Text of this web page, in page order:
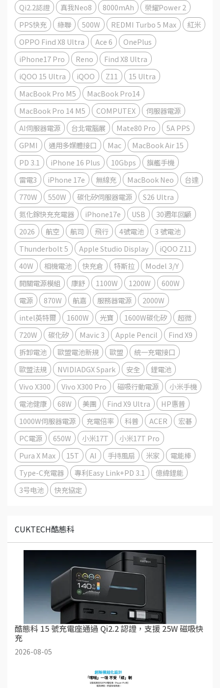
Qi2.2認證 真我Neo8 8000mAh
榮耀Power 2
PPS快充
綠聯 500W REDMI Turbo 5 Max
紅米
OPPO Find X8 Ultra
Ace 6
OnePlus
iPhone17 Pro
Reno
Find X8 Ultra
iQOO 15 Ultra
iQOO Z11
15 Ultra
MacBook Pro M5
MacBook Pro14
MacBook Pro 14 M5
COMPUTEX
伺服器電源
AI伺服器電源
台北電腦展 Mate80 Pro
5A PPS
GPMI
通用多媒體接口 Mac
MacBook Air 15
PD 3.1
iPhone 16 Plus 10Gbps
旗艦手機
雷電3
iPhone 17e 無線充 MacBook Neo
台達
770W
550W 碳化矽伺服器電源
S26 Ultra
氮化鎵快充充電器
iPhone17e USB
30週年回顧
2026
航空 航司 飛行 4號電池
3 號電池
Thunderbolt 5
Apple Studio Display
iQOO Z11
40W
相機電池 快充倉 特斯拉
Model 3/Y
開關電源模組
康舒 1100W 1200W
600W
電源
870W 航嘉 服務器電源
2000W
intel英特爾
1600W 光寶 1600W碳化矽
超微
720W
碳化矽 Mavic 3 Apple Pencil
Find X9
拆卸電池
歐盟電池新規 歐盟
統一充電接口
歐盟法規
NVIDIADGX Spark 安全
鋰電池
Vivo X300
Vivo X300 Pro 磁吸行動電源
小米手機
電池健康
68W 美團 Find X9 Ultra
HP惠普
1000W伺服器電源
充電倍率 科普 ACER
宏碁
PC電源
650W 小米17T
小米17T Pro
Pura X Max
15T AI 手持風扇 米家
電能棒
Type-C充電器
專利Easy Link+PD 3.1
億緯鋰能
3号电池
快充協定
CUKTECH酷態科
酷態科 15 號充電座通過 Qi2.2 認證，支援 25W 磁吸快
充
2026-08-05